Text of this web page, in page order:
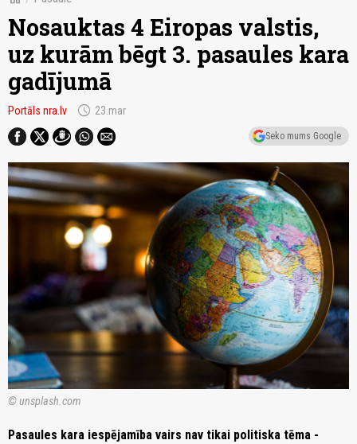
Nosauktas 4 Eiropas valstis,
uz kurām bēgt 3. pasaules kara
gadījumā
Portāls nra.lv schedule 23.mar
Seko mums Google
© unsplash.com
Pasaules kara iespējamība vairs nav tikai politiska tēma -